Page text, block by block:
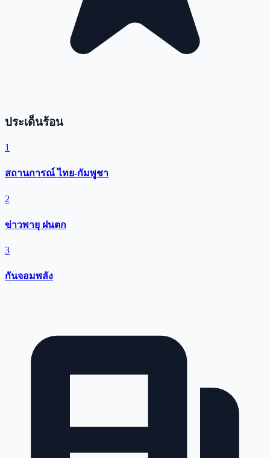
ประเด็นร้อน
1
สถานการณ์ ไทย-กัมพูชา
2
ข่าวพายุ ฝนตก
3
กันจอมพลัง